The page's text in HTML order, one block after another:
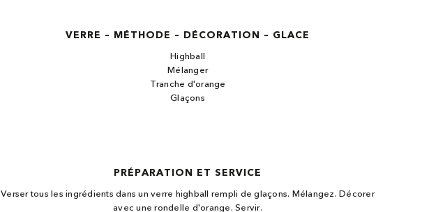
VERRE – MÉTHODE – DÉCORATION – GLACE
Highball
Mélanger
Tranche d'orange
Glaçons
PRÉPARATION ET SERVICE
Verser tous les ingrédients dans un verre highball rempli de glaçons. Mélangez. Décorer
avec une rondelle d'orange. Servir.